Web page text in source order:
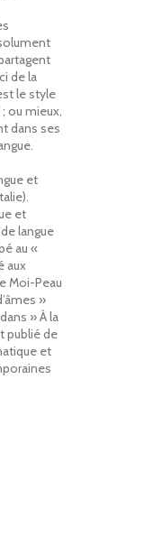
de la
le style
ou mieux,
dans ses
et
et
langue
au «
aux
Moi-Peau
»
» À la
publié de
et